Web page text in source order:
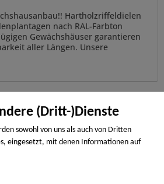
(Dritt-)Dienste
sowohl von uns als auch von Dritten
eingesetzt, mit denen Informationen auf
und/oder von Ihrem Endgerät abgerufen
, Marketing- und Statistik-Cookies. Bei den
Hartholzriffeldielen
nach RAL-Farbton
Gewächshäuser garantieren
aller Längen. Unsere